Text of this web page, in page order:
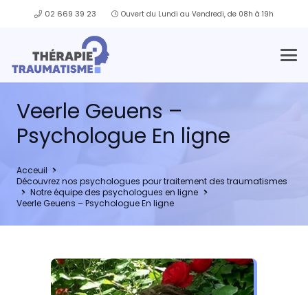
02 669 39 23 Ouvert du Lundi au Vendredi, de 08h à 19h
Veerle Geuens –
Psychologue En ligne
Acceuil
Découvrez nos psychologues pour traitement des traumatismes
Notre équipe des psychologues en ligne
Veerle Geuens – Psychologue En ligne